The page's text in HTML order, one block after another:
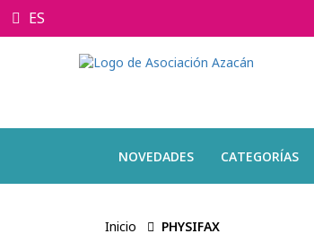
ES
NOVEDADES CATEGORÍAS
Inicio PHYSIFAX